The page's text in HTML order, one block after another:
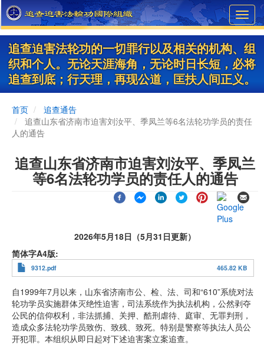
Skip
to
main
content
追查迫害法轮功的一切罪行以及相关的机构、组
织和个人。无论天涯海角，无论时日长短，必将
追查到底；行天理，再现公道，匡扶人间正义。
首页
追查通告
追查山东省济南市迫害刘汝平、季凤兰等6名法轮功学员的责任
人的通告
追查山东省济南市迫害刘汝平、季凤兰
等6名法轮功学员的责任人的通告
2026年5月18日（5月31日更新）
简体字A4版
9312.pdf 465.82 KB
自1999年7月以来，山东省济南市公、检、法、司和“610”系统对法
轮功学员实施群体灭绝性迫害，司法系统作为执法机构，公然剥夺
公民的信仰权利，非法抓捕、关押、酷刑虐待、庭审、无罪判刑，
造成众多法轮功学员致伤、致残、致死。特别是警察等执法人员公
开犯罪。本组织从即日起对下述迫害案立案追查。